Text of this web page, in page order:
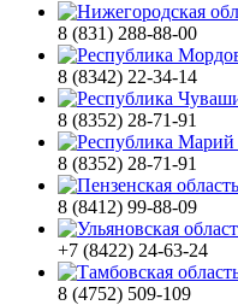
8 (831) 288-88-00
8 (8342) 22-34-14
8 (8352) 28-71-91
8 (8352) 28-71-91
8 (8412) 99-88-09
+7 (8422) 24-63-24
8 (4752) 509-109